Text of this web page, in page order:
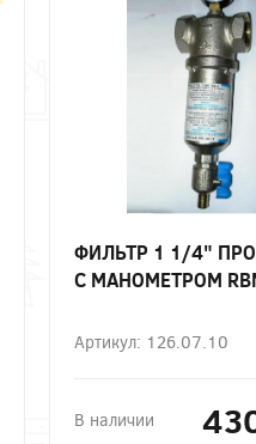
ФИЛЬТР 1 1/4"
С МАНОМЕТРОМ
Артикул: 126.07.10
В наличии